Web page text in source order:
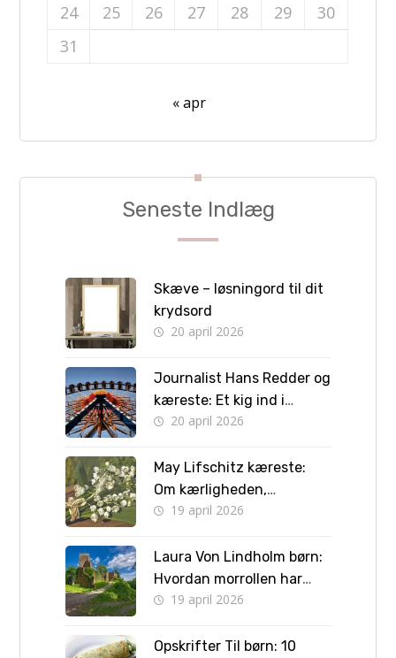
24
25 26 27 28 29
30
31
« apr
Seneste Indlæg
Skæve – løsningord til dit
krydsord
20 april 2026
Journalist Hans Redder og
kæreste: Et kig ind i
privatlivet bag skærmen
20 april 2026
May Lifschitz kæreste:
Om kærligheden,
forlovelsen og vejen til
19 april 2026
Laura Von Lindholm børn:
Hvordan morrollen har
formet hendes liv
19 april 2026
Opskrifter Til børn: 10